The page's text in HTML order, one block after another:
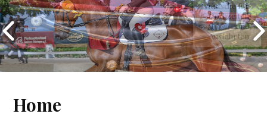
Kutsche für
Hochzeiten
und
Ausfahrten
Home